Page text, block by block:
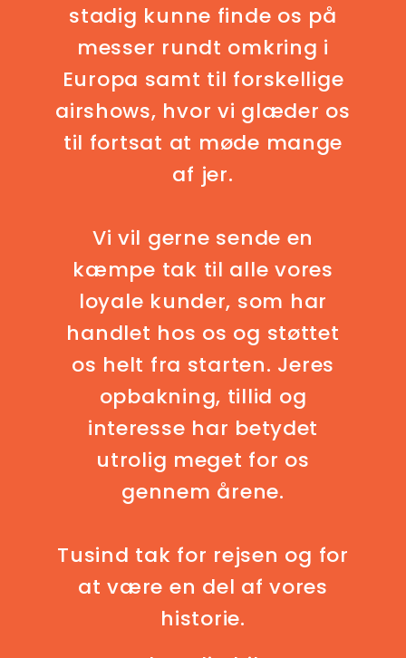
stadig kunne finde os på
messer rundt omkring i
Europa samt til forskellige
airshows, hvor vi glæder os
til fortsat at møde mange
af jer.
Vi vil gerne sende en
kæmpe tak til alle vores
loyale kunder, som har
handlet hos os og støttet
os helt fra starten. Jeres
opbakning, tillid og
interesse har betydet
utrolig meget for os
gennem årene.
Tusind tak for rejsen og for
at være en del af vores
historie.